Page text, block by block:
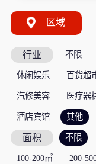
区域
行业 不限
休闲娱乐 百货超
汽修美容 医疗器
酒店宾馆 其他
面积 不限
100-200㎡ 200-